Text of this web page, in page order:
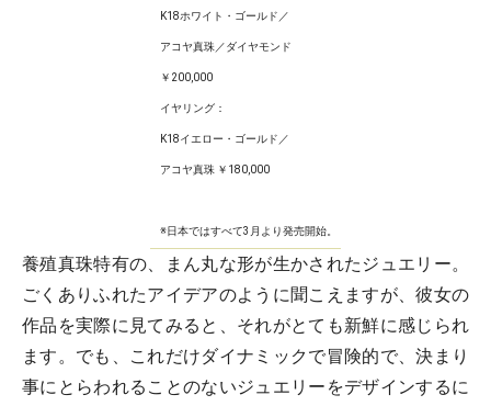
K18ホワイト・ゴールド／
アコヤ真珠／ダイヤモンド
￥200,000
イヤリング：
K18イエロー・ゴールド／
アコヤ真珠 ￥180,000
※日本ではすべて3月より発売開始。
養殖真珠特有の、まん丸な形が生かされたジュエリー。
ごくありふれたアイデアのように聞こえますが、彼女の
作品を実際に見てみると、それがとても新鮮に感じられ
ます。でも、これだけダイナミックで冒険的で、決まり
事にとらわれることのないジュエリーをデザインするに